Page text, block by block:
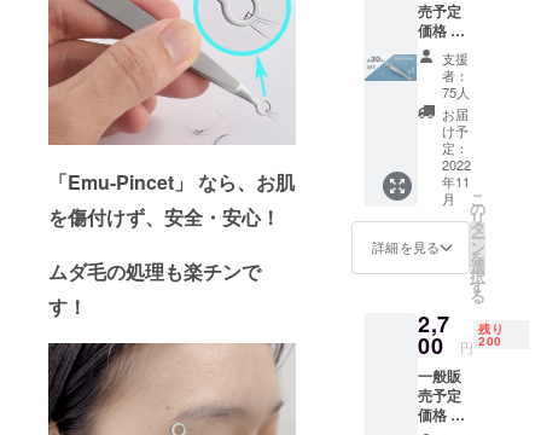
「Emu-Pincet」 なら、お肌
を傷付けず、安全・安心！
ムダ毛の処理も楽チンで
す！
売予定
価格 １
個
3,600
円 (税
込) の
約 30%
OFF →
2,520円
(税込)
〈１
セット
の詳
細〉 丸
形ピン
「Emu-
Pincet
」 x1 収
納ケー
ス x1 ※
送料
支援
者：
75人
お届
け予
定：
2022
年11
月
詳細を見る
こ
の
リ
タ
ー
ン
を
選
択
す
る
2,7
00 円
残り
200
一般販
売予定
価格 １